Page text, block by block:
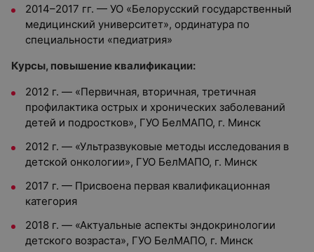
2014–2017 гг. — УО «Белорусский государственный
медицинский университет», ординатура по
специальности «педиатрия»
Курсы, повышение квалификации:
2012 г. — «Первичная, вторичная, третичная
профилактика острых и хронических заболеваний
детей и подростков», ГУО БелМАПО, г. Минск
2012 г. — «Ультразвуковые методы исследования в
детской онкологии», ГУО БелМАПО, г. Минск
2017 г. — Присвоена первая квалификационная
категория
2018 г. — «Актуальные аспекты эндокринологии
детского возраста», ГУО БелМАПО, г. Минск